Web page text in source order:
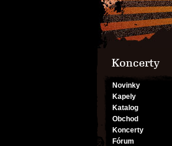
Koncerty
Novinky
Kapely
Katalog
Obchod
Koncerty
Fórum